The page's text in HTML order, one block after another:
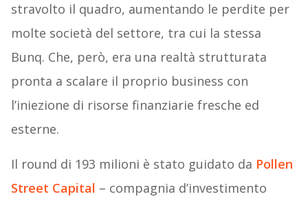
stravolto il quadro, aumentando le perdite per
molte società del settore, tra cui la stessa
Bunq. Che, però, era una realtà strutturata
pronta a scalare il proprio business con
l’iniezione di risorse finanziarie fresche ed
esterne.
Il round di 193 milioni è stato guidato da Pollen
Street Capital – compagnia d’investimento